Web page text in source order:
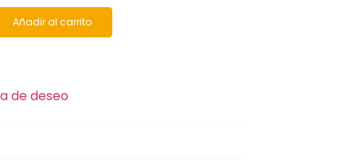
Añadir al carrito
de deseo